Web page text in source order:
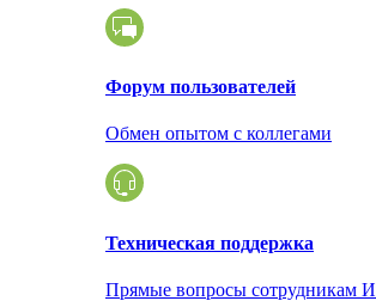
Форум пользователей
Обмен опытом с коллегами
Техническая поддержка
Прямые вопросы сотрудникам